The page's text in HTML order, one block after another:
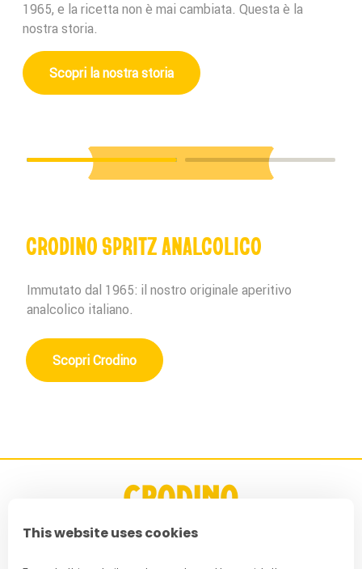
This website uses cookies
1965, e la ricetta non è mai cambiata. Questa è la
nostra storia.
Scopri la nostra storia
CRODINO SPRITZ ANALCOLICO
Immutato dal 1965: il nostro originale aperitivo
analcolico italiano.
Scopri Crodino